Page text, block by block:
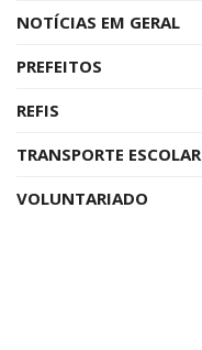
NOTÍCIAS EM GERAL
PREFEITOS
REFIS
TRANSPORTE ESCOLAR
VOLUNTARIADO